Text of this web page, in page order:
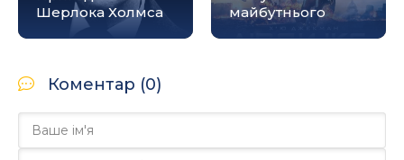
Шерлока Холмса
майбутнього
Коментар (0)